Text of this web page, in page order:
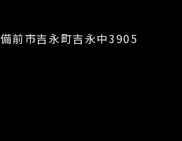
前市吉永町吉永中3905